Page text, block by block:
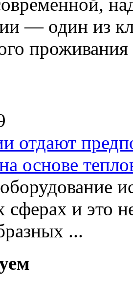
— один из
проживания
отдают
основе
сферах и это
...